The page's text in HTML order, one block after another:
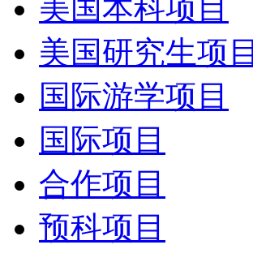
美国本科项目
美国研究生项目
国际游学项目
国际项目
合作项目
预科项目